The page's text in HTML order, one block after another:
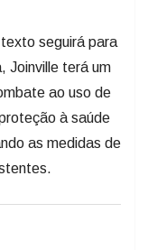
seguirá para
Joinville terá um
ao uso de
à saúde
as medidas de